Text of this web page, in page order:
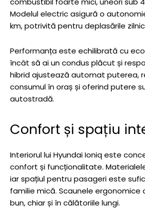
Modelul electric asigură o
km, potrivită pentru deplasările
Performanța este echilibrată cu
încât să ai un condus plăcut și
hibrid ajustează automat puterea,
consumul în oraș și oferind putere
autostradă.
Confort și spațiu
Interiorul lui Hyundai Ioniq este
confort și funcționalitate.
iar spațiul pentru pasageri este
familie mică. Scaunele ergonomice
bun, chiar și în călătoriile lungi.